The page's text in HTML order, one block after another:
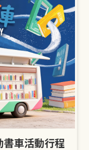
書車活動行程